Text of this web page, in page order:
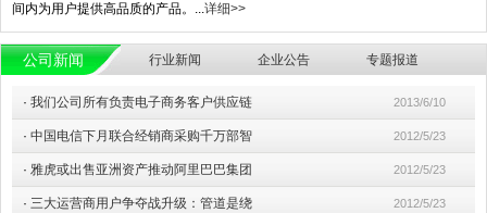
间内为用户提供高品质的产品。...详细>>
公司新闻 行业新闻 企业公告 专题报道
· 我们公司所有负责电子商务客户供应链 2013/6/10
· 中国电信下月联合经销商采购千万部智 2012/5/23
· 雅虎或出售亚洲资产推动阿里巴巴集团 2012/5/23
· 三大运营商用户争夺战升级：管道是绕 2012/5/23